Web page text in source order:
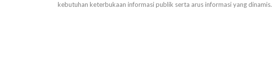
kebutuhan keterbukaan informasi publik serta arus informasi yang dinamis.